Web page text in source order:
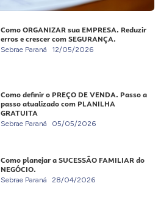
Como ORGANIZAR sua EMPRESA. Reduzir
erros e crescer com SEGURANÇA.
Sebrae Paraná 12/05/2026
Como definir o PREÇO DE VENDA. Passo a
passo atualizado com PLANILHA
GRATUITA
Sebrae Paraná 05/05/2026
Como planejar a SUCESSÃO FAMILIAR do
NEGÓCIO.
Sebrae Paraná 28/04/2026